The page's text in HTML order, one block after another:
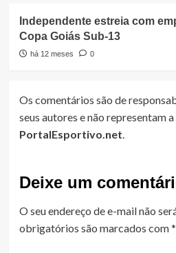
Independente estreia com
Copa Goiás Sub-13
há 12 meses 0
Os comentários são de
seus autores e não representam
PortalEsportivo.net.
Deixe um
O seu endereço de e-mail não
obrigatórios são marcados com*